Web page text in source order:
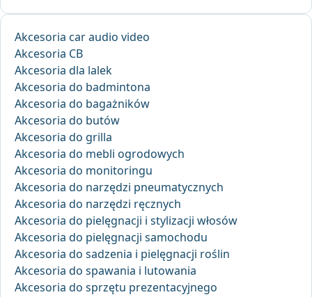
Akcesoria car audio video
Akcesoria CB
Akcesoria dla lalek
Akcesoria do badmintona
Akcesoria do bagażników
Akcesoria do butów
Akcesoria do grilla
Akcesoria do mebli ogrodowych
Akcesoria do monitoringu
Akcesoria do narzędzi pneumatycznych
Akcesoria do narzędzi ręcznych
Akcesoria do pielęgnacji i stylizacji włosów
Akcesoria do pielęgnacji samochodu
Akcesoria do sadzenia i pielęgnacji roślin
Akcesoria do spawania i lutowania
Akcesoria do sprzętu prezentacyjnego